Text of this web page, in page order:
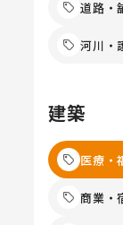
道路・
河川・
建築
医療・
商業・